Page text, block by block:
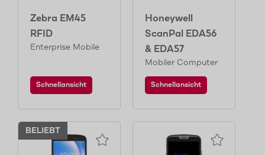
Zebra EM45
RFID
Enterprise Mobile
Schnellansicht
Honeywell
ScanPal EDA56
& EDA57
Mobiler Computer
Schnellansicht
BELIEBT